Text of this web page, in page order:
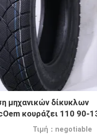
μηχανικών δίκυκλων
κουράζει 110 90-
από τις ρόδες
Τιμή：negotiable